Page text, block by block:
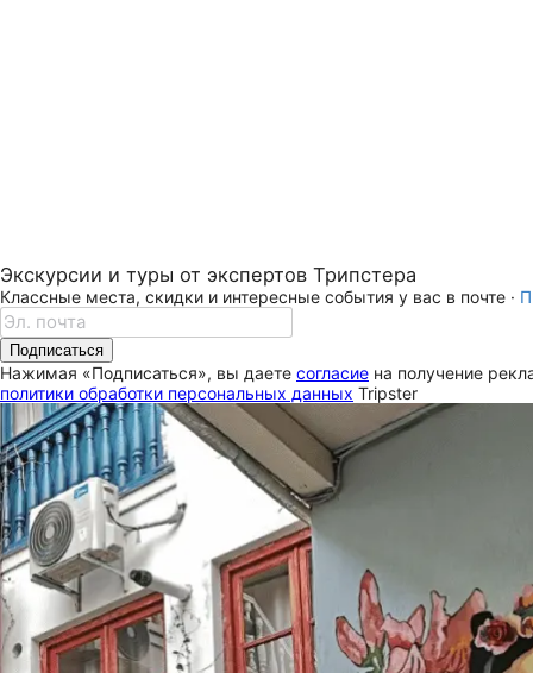
Экскурсии и туры от экспертов Трипстера
Классные места, скидки и интересные события у вас в почте ·
Подписаться
Нажимая «Подписаться», вы даете согласие на получение
политики обработки персональных данных Tripster